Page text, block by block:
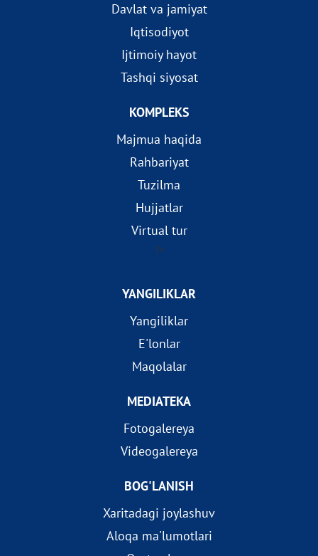
Davlat va jamiyat
Iqtisodiyot
Ijtimoiy hayot
Tashqi siyosat
KOMPLEKS
Majmua haqida
Rahbariyat
Tuzilma
Hujjatlar
Virtual tur
?>
YANGILIKLAR
Yangiliklar
E'lonlar
Maqolalar
MEDIATEKA
Fotogalereya
Videogalereya
BOG'LANISH
Xaritadagi joylashuv
Aloqa ma'lumotlari